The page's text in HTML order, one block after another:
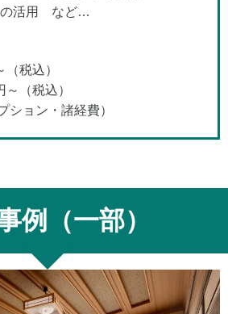
の活用 など…
税込）
（税込）
ション・諸経費）
例（一部）